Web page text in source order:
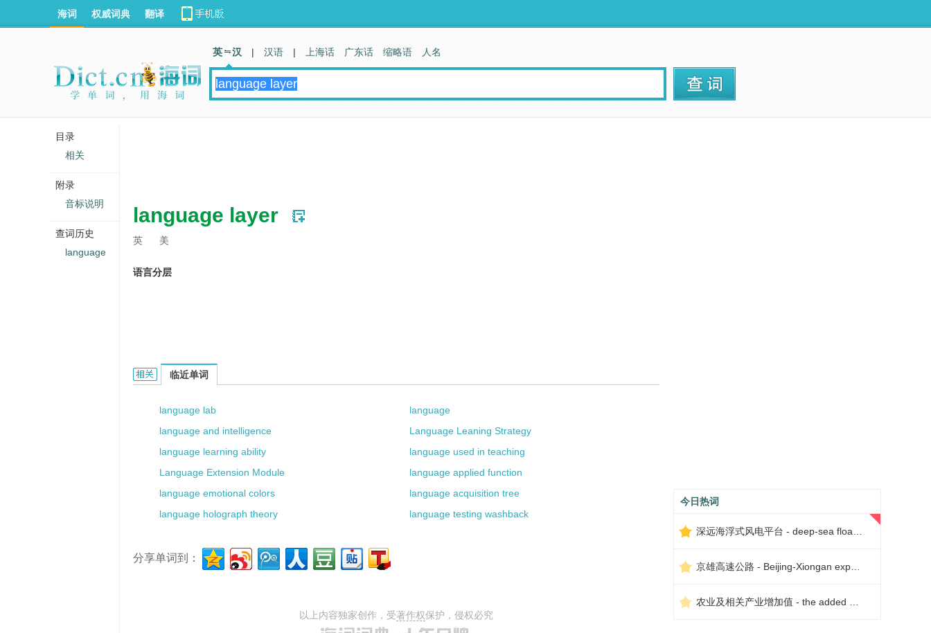
language layer
英 美
语言分层
language layer的相关资料：
临近单词
language lab
language
language and intelligence
Language Leaning Strategy
language learning ability
language used in teaching
Language Extension Module
language applied function
language emotional colors
language acquisition tree
language holograph theory
language testing washback
分享单词到：
以上内容独家创作，受著作权保护，侵权必究
今日热词
海词 权威词典 翻译
英 汉 | 汉语 | 上海话 广东话 缩略语 人名
目录
相关
附录
音标说明
查词历史
language